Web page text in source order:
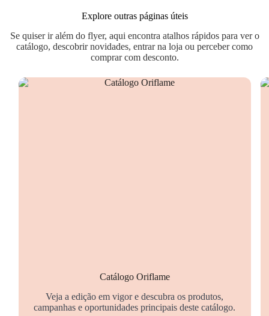
Explore outras páginas úteis
Se quiser ir além do flyer, aqui encontra atalhos rápidos para ver o
catálogo, descobrir novidades, entrar na loja ou perceber como
comprar com desconto.
Catálogo Oriflame
Veja a edição em vigor e descubra os produtos,
campanhas e oportunidades principais deste catálogo.